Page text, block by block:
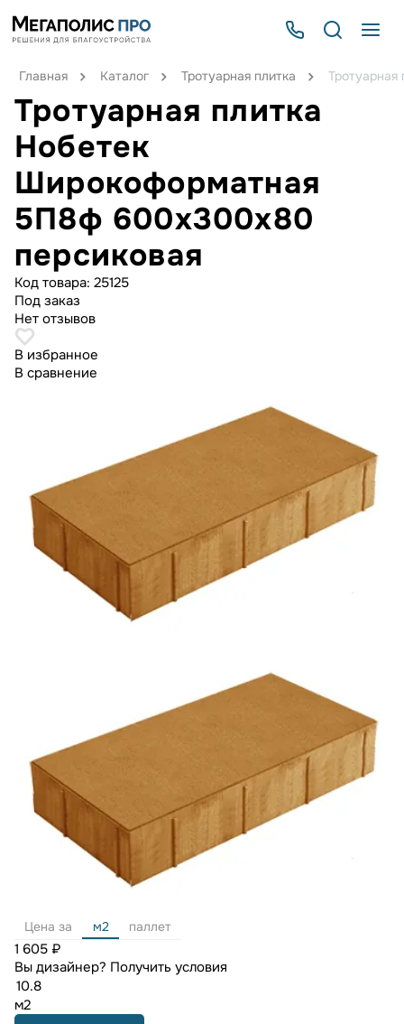
Главная Каталог Тротуарная плитка
Тротуарная плитка
Нобетек
Широкоформатная
5П8ф 600x300x80
персиковая
Код товара: 25125
Под заказ
Нет отзывов
В избранное
В сравнение
Цена за м2 паллет
1 605 ₽
Вы дизайнер? Получить условия
м2